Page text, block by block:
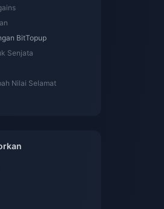
BitTopup
Senjata
Nilai Selamat